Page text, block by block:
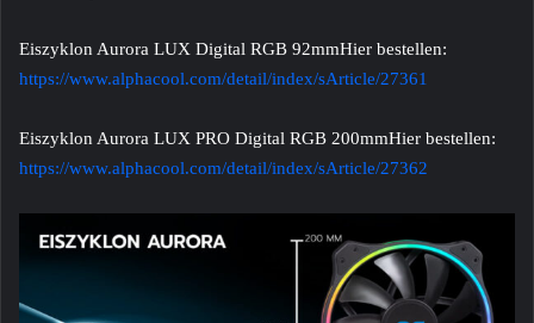
Eiszyklon Aurora LUX Digital RGB 92mmHier bestellen:
https://www.alphacool.com/detail/index/sArticle/27361
Eiszyklon Aurora LUX PRO Digital RGB 200mmHier bestellen:
https://www.alphacool.com/detail/index/sArticle/27362